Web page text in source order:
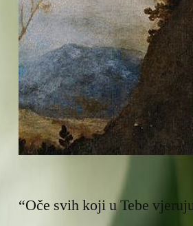
“Oče svih koji u Tebe